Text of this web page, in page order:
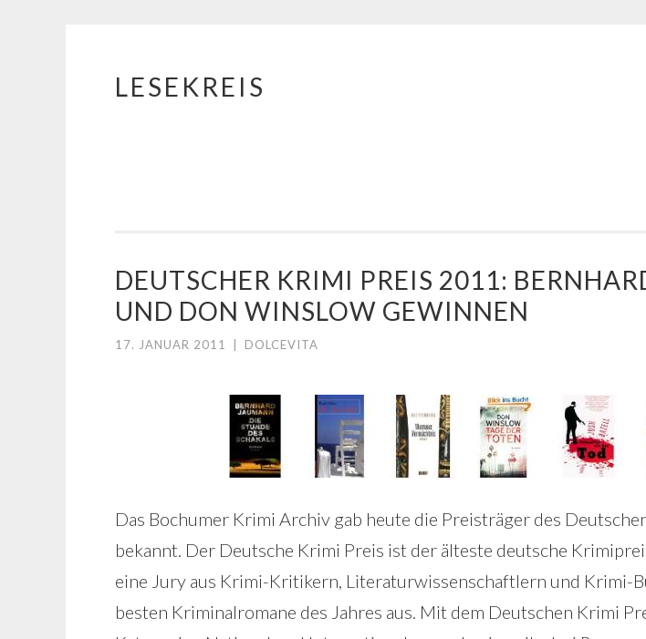
Springe
LESEKREIS
DEUTSCHER KRIMI PREIS 2011:
UND DON WINSLOW GEWINNEN
17. JANUAR 2011 DOLCEVITA
Das Bochumer Krimi Archiv gab heute die Preisträger des
bekannt. Der Deutsche Krimi Preis ist der älteste deutsche
eine Jury aus Krimi-Kritikern, Literaturwissenschaftlern und Krimi-
besten Kriminalromane des Jahres aus. Mit dem Deutschen Krimi